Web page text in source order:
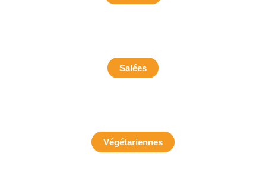
Salées
Végétariennes